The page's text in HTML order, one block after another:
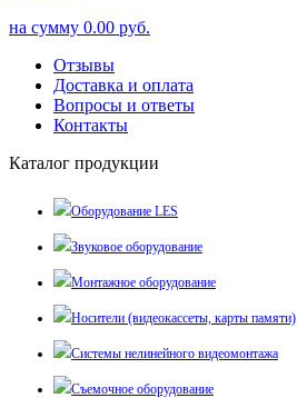
на сумму 0.00 руб.
Отзывы
Доставка и оплата
Вопросы и ответы
Контакты
Каталог продукции
Оборудование LES
Звуковое оборудование
Монтажное оборудование
Носители (видеокассеты, карты памяти)
Системы нелинейного видеомонтажа
Съемочное оборудование